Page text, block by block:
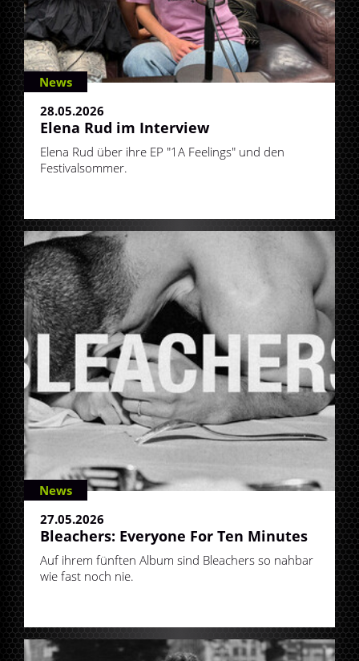
News
28.05.2026
Elena Rud im Interview
Elena Rud über ihre EP "1A Feelings" und den
Festivalsommer.
News
27.05.2026
Bleachers: Everyone For Ten Minutes
Auf ihrem fünften Album sind Bleachers so nahbar
wie fast noch nie.